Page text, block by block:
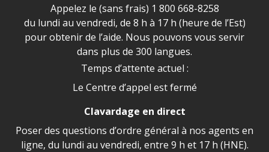
Appelez le (sans frais) 1 800 668-8258
du lundi au vendredi, de 8 h à 17 h (heure de l’Est)
pour obtenir de l’aide. Nous pouvons vous servir
dans plus de 300 langues.
Temps d’attente actuel :
Le Centre d’appel est fermé
Clavardage en direct
Poser des questions d’ordre général à nos agents en
ligne, du lundi au vendredi, entre 9 h et 17 h (HNE).